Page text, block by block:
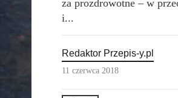
za prozdrowotne – w
i...
Redaktor Przepis-y.pl
11 czerwca 2018